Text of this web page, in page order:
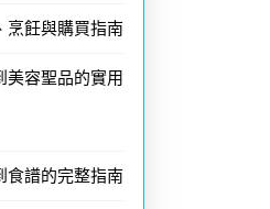
烹飪與購買指南
美容聖品的實用
食譜的完整指南